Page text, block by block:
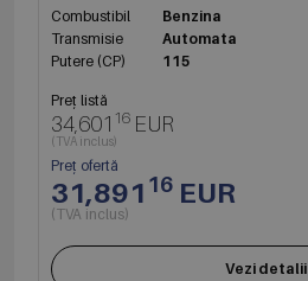
Combustibil
Benzina
Transmisie
Automata
Putere (CP)
115
Preț listă
34,601 16 EUR
(TVA inclus)
Preț ofertă
31,891 16 EUR
(TVA inclus)
Vezi detalii